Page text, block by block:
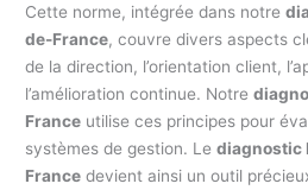
Cette norme, intégrée dans notre
de-France, couvre divers aspects
de la direction, l’orientation client,
l’amélioration continue. Notre
France utilise ces principes pour
systèmes de gestion. Lediagnostic
France devient ainsi un outil